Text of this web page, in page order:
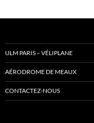
ULM PARIS – VÉLIPLANE
AÉRODROME DE MEAUX
CONTACTEZ-NOUS